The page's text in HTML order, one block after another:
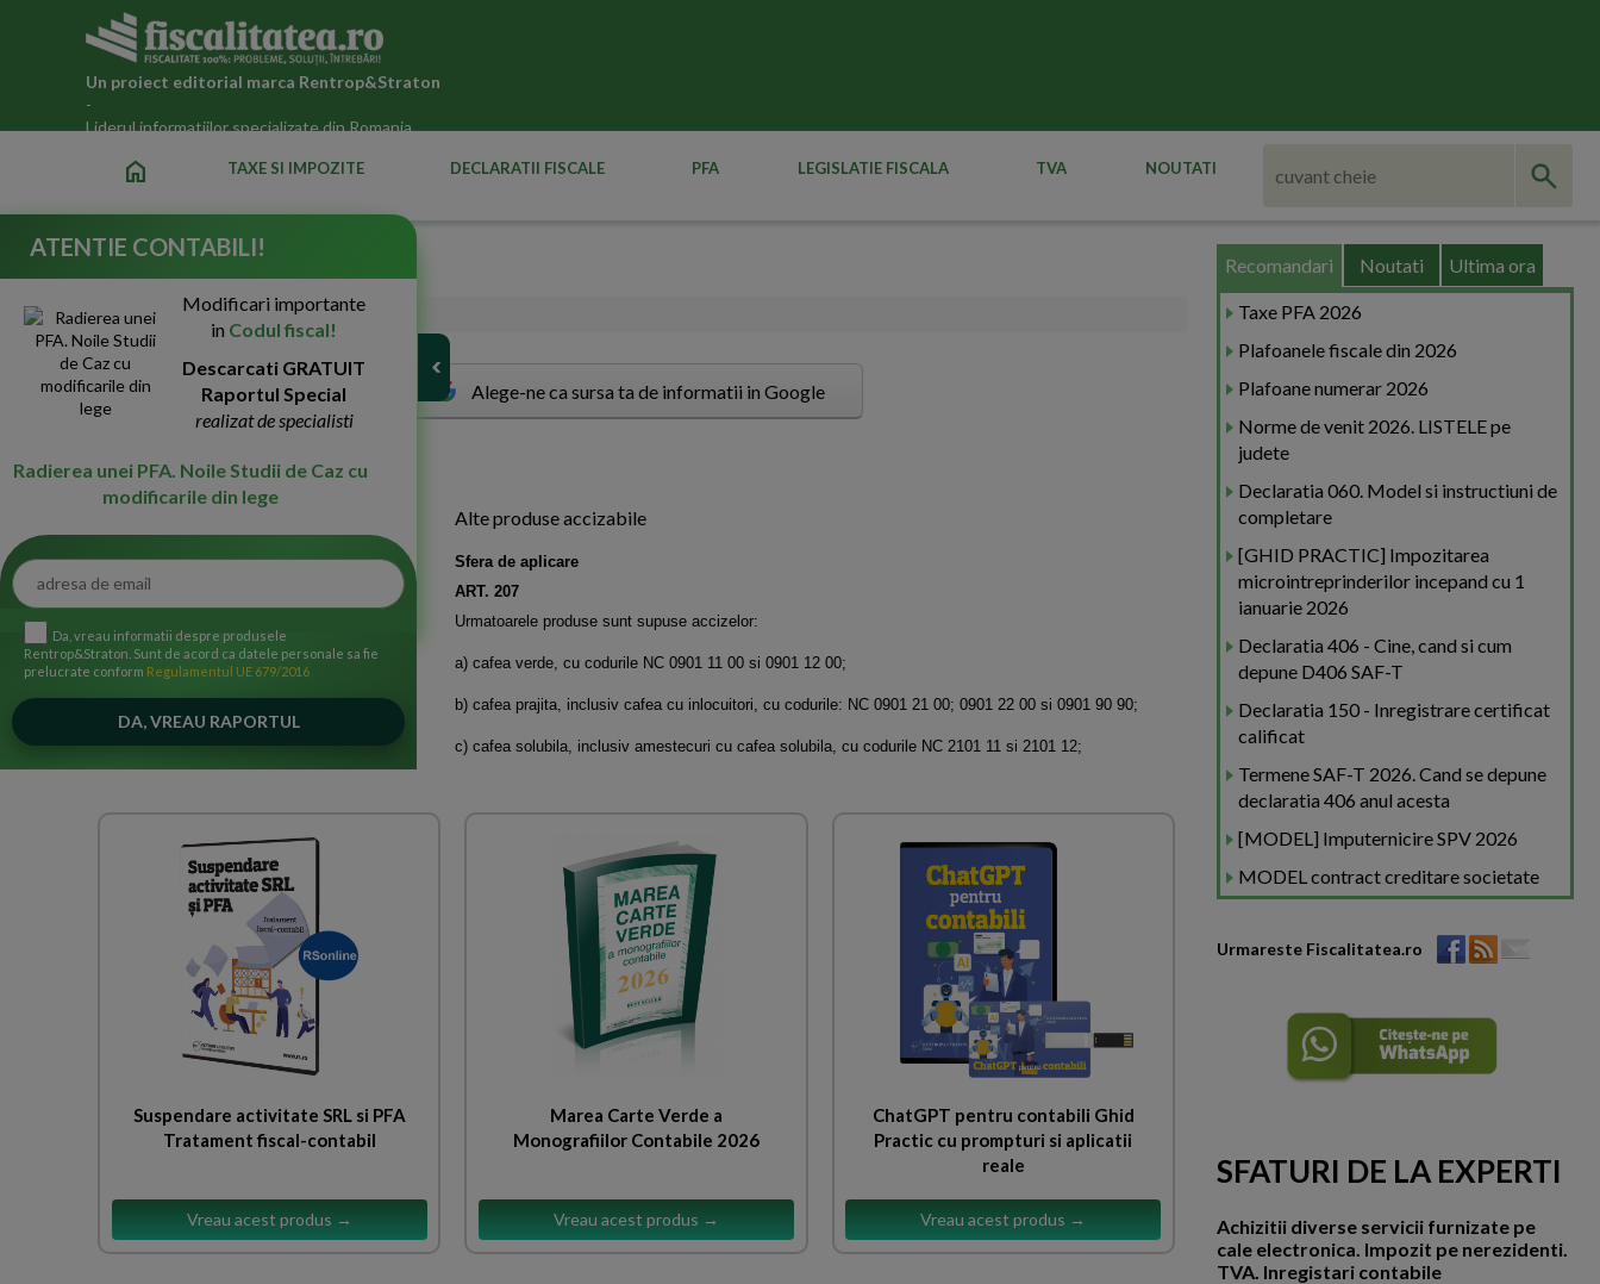
Un proiect editorial marca Rentrop&Straton
-
Liderul informatiilor specializate din Romania
home TAXE SI IMPOZITE DECLARATII FISCALE PFA LEGISLATIE FISCALA TVA NOUTATI
Titlul VII, Capitolul 2
25-Sep-2008 5587
Alege-ne ca sursa ta de informatii in Google
Alte produse accizabile
Sfera de aplicare
ART. 207
Urmatoarele produse sunt supuse accizelor:
a) cafea verde, cu codurile NC 0901 11 00 si 0901 12 00;
b) cafea prajita, inclusiv cafea cu inlocuitori, cu codurile: NC 0901 21 00; 0901 22 00 si 0901 90 90;
c) cafea solubila, inclusiv amestecuri cu cafea solubila, cu codurile NC 2101 11 si 2101 12;
Suspendare activitate SRL si PFA
Tratament fiscal-contabil
Vreau acest produs →
Marea Carte Verde a
Monografiilor Contabile 2026
Vreau acest produs →
ChatGPT pentru contabili Ghid
Practic cu prompturi si aplicatii
reale
Vreau acest produs →
Recomandari Noutati Ultima ora
Taxe PFA 2026
Plafoanele fiscale din 2026
Plafoane numerar 2026
Norme de venit 2026. LISTELE pe
judete
Declaratia 060. Model si instructiuni de
completare
[GHID PRACTIC] Impozitarea
microintreprinderilor incepand cu 1
ianuarie 2026
Declaratia 406 - Cine, cand si cum
depune D406 SAF-T
Declaratia 150 - Inregistrare certificat
calificat
Termene SAF-T 2026. Cand se depune
declaratia 406 anul acesta
[MODEL] Imputernicire SPV 2026
MODEL contract creditare societate
Urmareste Fiscalitatea.ro
SFATURI DE LA EXPERTI
Achizitii diverse servicii furnizate pe
cale electronica. Impozit pe nerezidenti.
TVA. Inregistari contabile
ATENTIE CONTABILI!
Modificari importante
in Codul fiscal!
Descarcati GRATUIT
Raportul Special
realizat de specialisti
Radierea unei PFA. Noile Studii de Caz cu
modificarile din lege
Da, vreau informatii despre produsele
Rentrop&Straton. Sunt de acord ca datele personale sa fie
prelucrate conform Regulamentul UE 679/2016